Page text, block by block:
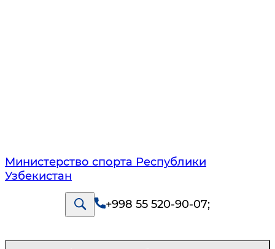
Министерство спорта Республики
Узбекистан
+998 55 520-90-07;